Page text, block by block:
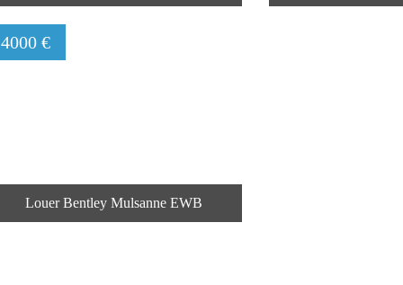
4000 €
Louer Bentley Mulsanne EWB